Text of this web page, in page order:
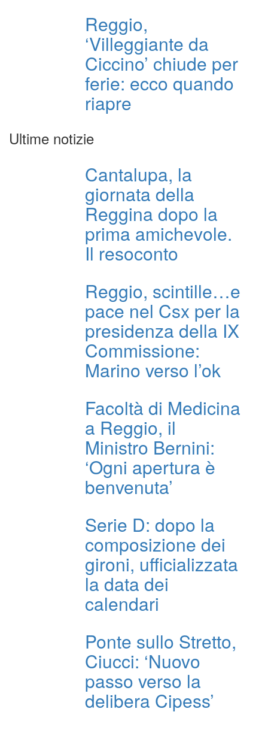
Reggio,
‘Villeggiante da
Ciccino’ chiude per
ferie: ecco quando
riapre
Ultime notizie
Cantalupa, la
giornata della
Reggina dopo la
prima amichevole.
Il resoconto
Reggio, scintille…e
pace nel Csx per la
presidenza della IX
Commissione:
Marino verso l’ok
Facoltà di Medicina
a Reggio, il
Ministro Bernini:
‘Ogni apertura è
benvenuta’
Serie D: dopo la
composizione dei
gironi, ufficializzata
la data dei
calendari
Ponte sullo Stretto,
Ciucci: ‘Nuovo
passo verso la
delibera Cipess’